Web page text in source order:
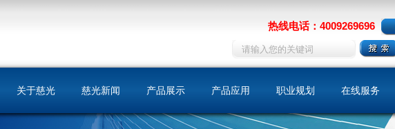
热线电话：4009269696
关于慈光 慈光新闻 产品展示
同步带
产品应用
机床
职业规划 在线服务
样本下载